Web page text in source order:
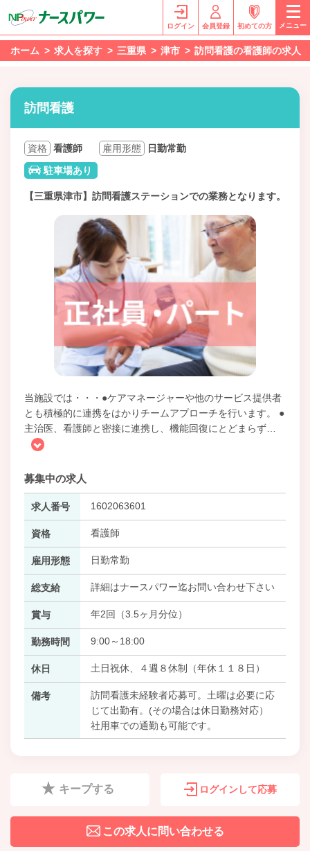
ログイン 会員登録 初めての方 メニュー
ホーム 求人を探す 三重県 津市 訪問看護の看護師の求人
訪問看護
資格 看護師 雇用形態
日勤常勤
駐車場あり
【三重県津市】訪問看護ステーションでの業務となります。
当施設では・・・●ケアマネージャーや他のサービス提供者
とも積極的に連携をはかりチームアプローチを行います。 ●
主治医、看護師と密接に連携し、機能回復にとどまらず
募集中の求人
求人番号 1602063601
資格 看護師
雇用形態 日勤常勤
総支給 詳細はナースパワー迄お問い合わせ下さい
賞与 年2回（3.5ヶ月分位）
勤務時間 9:00～18:00
休日 土日祝休、４週８休制（年休１１８日）
備考
訪問看護未経験者応募可。土曜は必要に応
じて出勤有。(その場合は休日勤務対応）
社用車での通勤も可能です。
キープする ログインして応募
この求人に問い合わせる